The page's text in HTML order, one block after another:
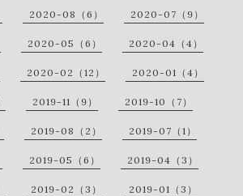
2020-08（6） 2020-07（9）
2020-05（6） 2020-04（4）
2020-02（12） 2020-01（4）
2019-11（9） 2019-10（7）
2019-08（2） 2019-07（1）
2019-05（6） 2019-04（3）
2019-02（3） 2019-01（3）